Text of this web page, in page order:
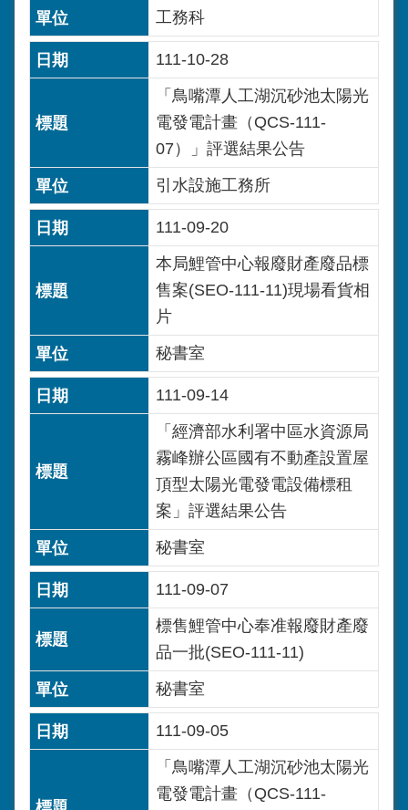
工務科
111-10-28
「鳥嘴潭人工湖沉砂池太陽光
電發電計畫（QCS-111-
07）」評選結果公告
引水設施工務所
111-09-20
本局鯉管中心報廢財產廢品標
售案(SEO-111-11)現場看貨相
片
秘書室
111-09-14
「經濟部水利署中區水資源局
霧峰辦公區國有不動產設置屋
頂型太陽光電發電設備標租
案」評選結果公告
秘書室
111-09-07
標售鯉管中心奉准報廢財產廢
品一批(SEO-111-11)
秘書室
111-09-05
「鳥嘴潭人工湖沉砂池太陽光
電發電計畫（QCS-111-